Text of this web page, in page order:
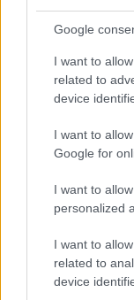
Google
I want to
related to
device
I want to
Google for
I want to
personalized
I want to
related to
device
a télen -
Így állnak a
Körkép az
Itt
között